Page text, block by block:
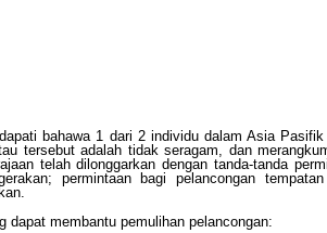
bahawa 1 dari 2 individu dalam Asia
tersebut adalah tidak seragam, dan
telah dilonggarkan dengan tanda-tanda
permintaan bagi pelancongan
dapat membantu pemulihan pelancongan: